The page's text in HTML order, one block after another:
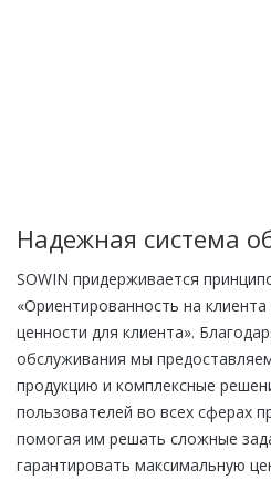
Надежная система
SOWIN придерживается
«Ориентированность на
ценности для клиента».
обслуживания мы
продукцию и комплексные
пользователей во всех сферах
помогая им решать сложные
гарантировать максимальную